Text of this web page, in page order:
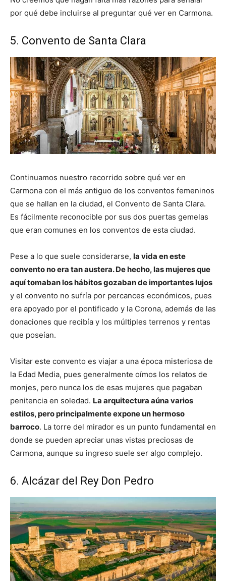
por qué debe incluirse al preguntar qué ver en Carmona.
5. Convento de Santa Clara
Continuamos nuestro recorrido sobre qué ver en
Carmona con el más antiguo de los conventos femeninos
que se hallan en la ciudad, el Convento de Santa Clara.
Es fácilmente reconocible por sus dos puertas gemelas
que eran comunes en los conventos de esta ciudad.
Pese a lo que suele considerarse, la vida en este
convento no era tan austera. De hecho, las mujeres que
aquí tomaban los hábitos gozaban de importantes lujos
y el convento no sufría por percances económicos, pues
era apoyado por el pontificado y la Corona, además de las
donaciones que recibía y los múltiples terrenos y rentas
que poseían.
Visitar este convento es viajar a una época misteriosa de
la Edad Media, pues generalmente oímos los relatos de
monjes, pero nunca los de esas mujeres que pagaban
penitencia en soledad. La arquitectura aúna varios
estilos, pero principalmente expone un hermoso
barroco. La torre del mirador es un punto fundamental en
donde se pueden apreciar unas vistas preciosas de
Carmona, aunque su ingreso suele ser algo complejo.
6. Alcázar del Rey Don Pedro